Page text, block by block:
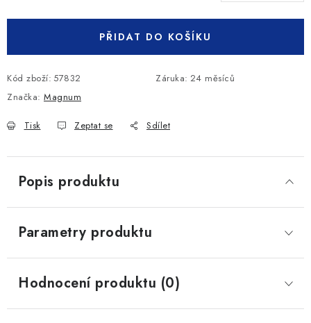
PŘIDAT DO KOŠÍKU
Kód zboží: 57832 Záruka: 24 měsíců
Značka: Magnum
Tisk Zeptat se Sdílet
Popis produktu
Parametry produktu
Hodnocení produktu (0)